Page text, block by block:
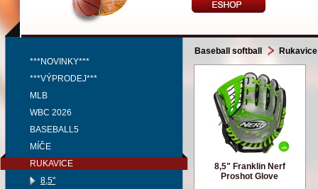
***NOVINKY***
***VÝPRODEJ***
MLB
WBC 2026
BASEBALL5
MÍČE
RUKAVICE
8,5"
Baseball softball Rukavice
8,5" Franklin Nerf
Proshot Glove